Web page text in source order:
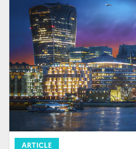
ARTICLE